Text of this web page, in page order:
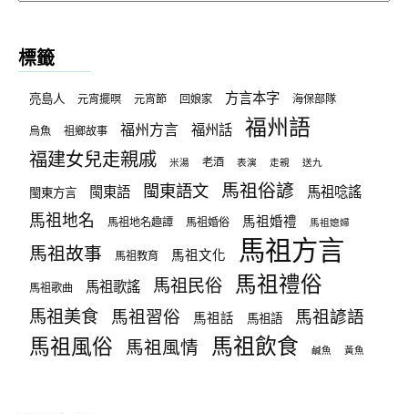
標籤
亮島人 元宵擺暝 元宵節 回娘家 方言本字 海保部隊
烏魚 祖鄉故事 福州方言 福州話 福州語
福建女兒走親戚 米湯 老酒 表演 走親 送九
閩東方言 閩東語 閩東語文 馬祖俗諺 馬祖唸謠
馬祖地名 馬祖地名趣譚 馬祖婚俗 馬祖婚禮 馬祖媳婦
馬祖故事 馬祖教育 馬祖文化 馬祖方言
馬祖歌曲 馬祖歌謠 馬祖民俗 馬祖禮俗
馬祖美食 馬祖習俗 馬祖話 馬祖語 馬祖諺語
馬祖風俗 馬祖風情 馬祖飲食 鹹魚 黃魚